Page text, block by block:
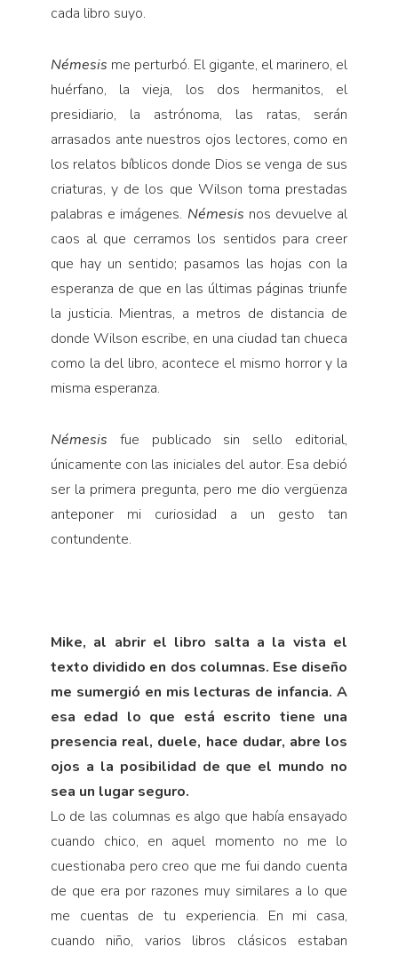
cada libro suyo.
Némesis me perturbó. El gigante, el marinero, el
huérfano, la vieja, los dos hermanitos, el
presidiario, la astrónoma, las ratas, serán
arrasados ante nuestros ojos lectores, como en
los relatos bíblicos donde Dios se venga de sus
criaturas, y de los que Wilson toma prestadas
palabras e imágenes. Némesis nos devuelve al
caos al que cerramos los sentidos para creer
que hay un sentido; pasamos las hojas con la
esperanza de que en las últimas páginas triunfe
la justicia. Mientras, a metros de distancia de
donde Wilson escribe, en una ciudad tan chueca
como la del libro, acontece el mismo horror y la
misma esperanza.
Némesis fue publicado sin sello editorial,
únicamente con las iniciales del autor. Esa debió
ser la primera pregunta, pero me dio vergüenza
anteponer mi curiosidad a un gesto tan
contundente.
Mike, al abrir el libro salta a la vista el
texto dividido en dos columnas. Ese diseño
me sumergió en mis lecturas de infancia. A
esa edad lo que está escrito tiene una
presencia real, duele, hace dudar, abre los
ojos a la posibilidad de que el mundo no
sea un lugar seguro.
Lo de las columnas es algo que había ensayado
cuando chico, en aquel momento no me lo
cuestionaba pero creo que me fui dando cuenta
de que era por razones muy similares a lo que
me cuentas de tu experiencia. En mi casa,
cuando niño, varios libros clásicos estaban